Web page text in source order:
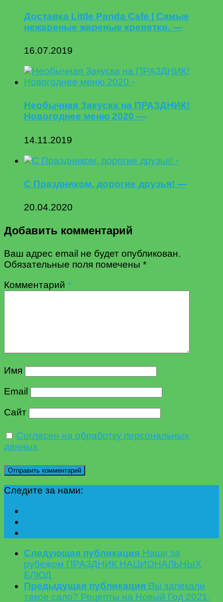
Доставка Little Panda Cafe | Самые
нежареные жареные креветки. —
16.07.2019
Необычная Закуска на ПРАЗДНИК!
Новогоднее меню 2020 —
14.11.2019
С Праздником, дорогие друзья! —
20.04.2020
Добавить комментарий
Ваш адрес email не будет опубликован.
Обязательные поля помечены *
Комментарий *
Имя
Email
Сайт
Согласен на обработку персональных
данных
Следите за нами:
Следующая публикация Наши за
рубежом ПРАЗДНИК НАЦИОНАЛЬНЫХ
БЛЮД
Предыдущая публикация Вы запекали
такое сало? Рецепты на Новый Год 2021.